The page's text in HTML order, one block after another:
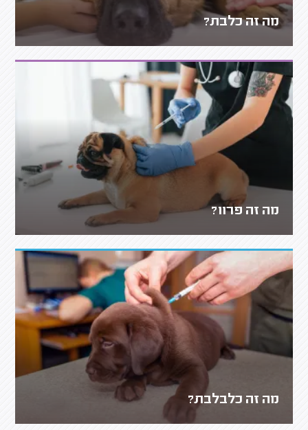
מה זה כלבת?
מה זה פרוו?
מה זה כלבלבת?